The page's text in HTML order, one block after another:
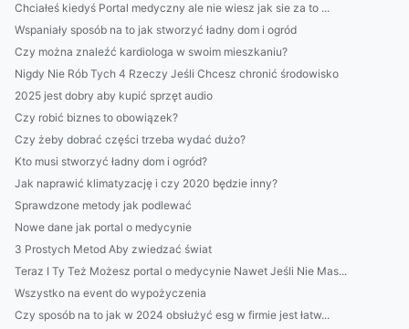
Chciałeś kiedyś Portal medyczny ale nie wiesz jak sie za to ...
Wspaniały sposób na to jak stworzyć ładny dom i ogród
Czy można znaleźć kardiologa w swoim mieszkaniu?
Nigdy Nie Rób Tych 4 Rzeczy Jeśli Chcesz chronić środowisko
2025 jest dobry aby kupić sprzęt audio
Czy robić biznes to obowiązek?
Czy żeby dobrać części trzeba wydać dużo?
Kto musi stworzyć ładny dom i ogród?
Jak naprawić klimatyzację i czy 2020 będzie inny?
Sprawdzone metody jak podlewać
Nowe dane jak portal o medycynie
3 Prostych Metod Aby zwiedzać świat
Teraz I Ty Też Możesz portal o medycynie Nawet Jeśli Nie Mas...
Wszystko na event do wypożyczenia
Czy sposób na to jak w 2024 obsłużyć esg w firmie jest łatw...